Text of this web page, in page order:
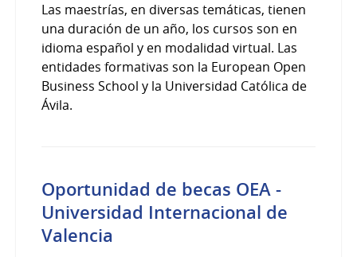
Las maestrías, en diversas temáticas, tienen
una duración de un año, los cursos son en
idioma español y en modalidad virtual. Las
entidades formativas son la European Open
Business School y la Universidad Católica de
Ávila.
Oportunidad de becas OEA -
Universidad Internacional de
Valencia